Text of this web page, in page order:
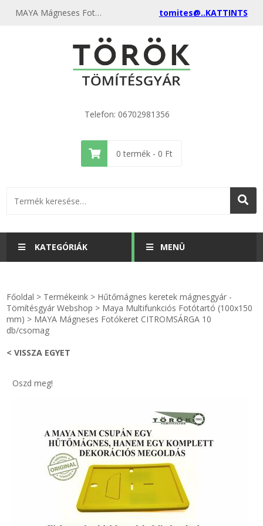
MAYA Mágneses Fotókeret akasztóval CITROMSÁRGA 10 db/csomag - Tömítésgyár Webshop tomites@..KATTINTS
Telefon: 06702981356
0 termék - 0 Ft
KATEGÓRIÁK
KULCSTARTÓ - KULCSKARIKA
TÖMÍTŐ TÁBLA - SZIGETELŐ LEMEZ
GUMILEMEZ - FILC - HÓTOLÓ
TÖMÍTŐ ZSINÓR - RAGASZTÓ
MENÜ
videók
Egyedi gyártás
Hírek
Kapcsolat
ÁSZF
Főoldal > Termékeink > Hűtőmágnes keretek mágnesgyár -
Tömítésgyár Webshop > Maya Multifunkciós Fotótartó (100x150
mm) > MAYA Mágneses Fotókeret CITROMSÁRGA 10
db/csomag
< VISSZA EGYET
Oszd meg!